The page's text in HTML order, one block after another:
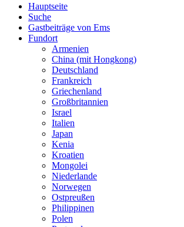
Hauptseite
Suche
Gastbeiträge von Ems
Fundort
Armenien
China (mit Hongkong)
Deutschland
Frankreich
Griechenland
Großbritannien
Israel
Italien
Japan
Kenia
Kroatien
Mongolei
Niederlande
Norwegen
Ostpreußen
Philippinen
Polen